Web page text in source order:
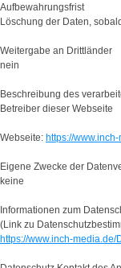
Aufbewahrungsfrist
Löschung der Daten,
Weitergabe an Drittländer
nein
Beschreibung des
Betreiber dieser Webseite
Webseite: https://
Eigene Zwecke der
keine
Informationen zum
(Link zu
https://www.inch-media.de/